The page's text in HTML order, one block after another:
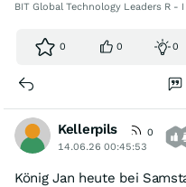
BIT Global Technology Leaders R -
0 0 0
Kellerpils
0
14.06.26 00:45:53
König Jan heute bei